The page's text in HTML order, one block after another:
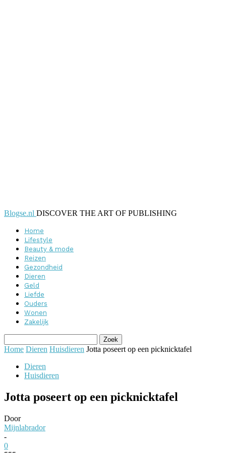
Blogse.nl DISCOVER THE ART OF PUBLISHING
Home
Lifestyle
Beauty & mode
Reizen
Gezondheid
Dieren
Geld
Liefde
Ouders
Wonen
Zakelijk
Home Dieren Huisdieren Jotta poseert op een picknicktafel
Dieren
Huisdieren
Jotta poseert op een picknicktafel
Door
Mijnlabrador
-
0